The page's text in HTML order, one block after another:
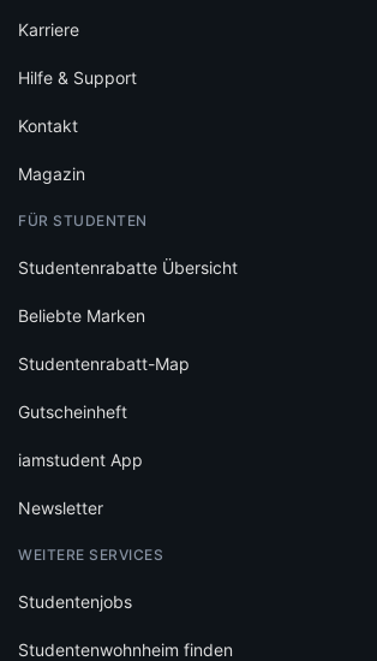
Karriere
Hilfe & Support
Kontakt
Magazin
FÜR STUDENTEN
Studentenrabatte Übersicht
Beliebte Marken
Studentenrabatt-Map
Gutscheinheft
iamstudent App
Newsletter
WEITERE SERVICES
Studentenjobs
Studentenwohnheim finden